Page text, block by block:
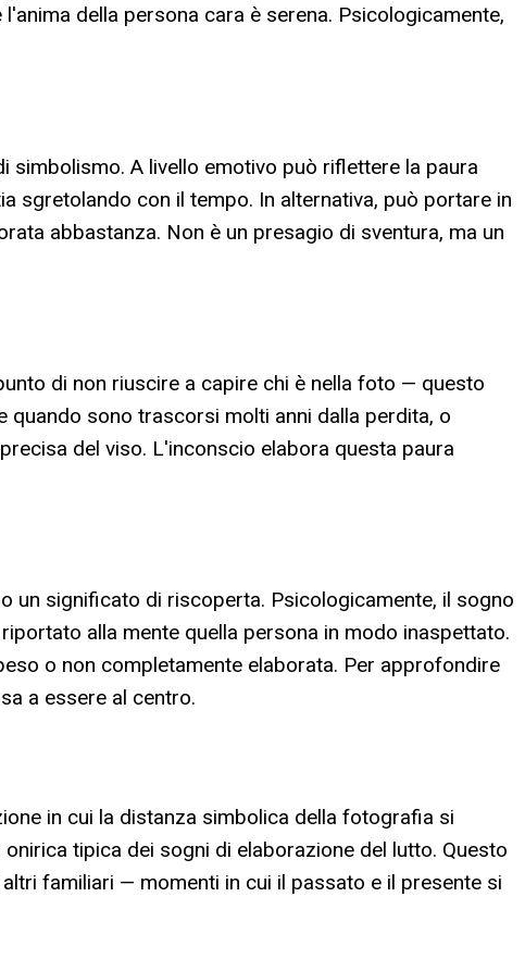
della persona cara è serena. Psicologicamente,
simbolismo. A livello emotivo può riflettere la paura
sgretolando con il tempo. In alternativa, può portare in
abbastanza. Non è un presagio di sventura, ma un
di non riuscire a capire chi è nella foto — questo
sono trascorsi molti anni dalla perdita, o
del viso. L'inconscio elabora questa paura
un significato di riscoperta. Psicologicamente, il sogno
alla mente quella persona in modo inaspettato.
o non completamente elaborata. Per approfondire
a essere al centro.
in cui la distanza simbolica della fotografia si
tipica dei sogni di elaborazione del lutto. Questo
familiari — momenti in cui il passato e il presente si